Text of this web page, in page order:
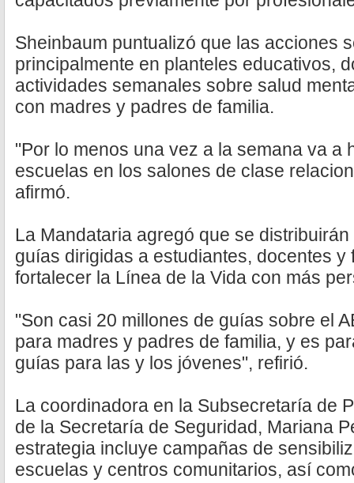
Sheinbaum puntualizó que las acciones
principalmente en planteles educativos,
actividades semanales sobre salud
con madres y padres de familia.
"Por lo menos una vez a la semana va a
escuelas en los salones de clase
afirmó.
La Mandataria agregó que se
guías dirigidas a estudiantes, docentes y
fortalecer la Línea de la Vida con más
"Son casi 20 millones de guías sobre el
para madres y padres de familia, y es
guías para las y los jóvenes", refirió.
La coordinadora en la Subsecretaría de
de la Secretaría de Seguridad, Mariana
estrategia incluye campañas de
escuelas y centros comunitarios, así